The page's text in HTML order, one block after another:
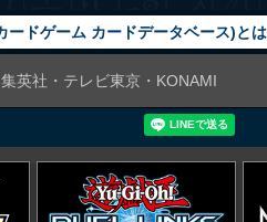
ドゲーム カードデータベース)とは
英社・テレビ東京・KONAMI